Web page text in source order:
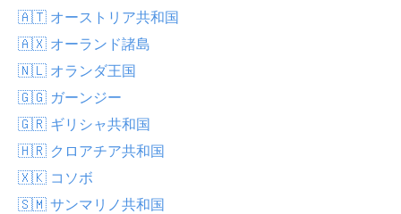
🇦🇹 オーストリア共和国
🇦🇽 オーランド諸島
🇳🇱 オランダ王国
🇬🇬 ガーンジー
🇬🇷 ギリシャ共和国
🇭🇷 クロアチア共和国
🇽🇰 コソボ
🇸🇲 サンマリノ共和国